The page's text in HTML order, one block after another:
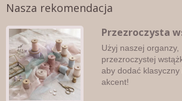
Nasza rekomendacja
Przezroczysta
Użyj naszej organzy,
przezroczystej
aby dodać klasyczny
akcent!